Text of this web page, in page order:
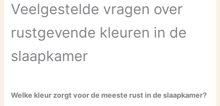
Veelgestelde vragen over
rustgevende kleuren in de
slaapkamer
Welke kleur zorgt voor de meeste rust in de slaapkamer?